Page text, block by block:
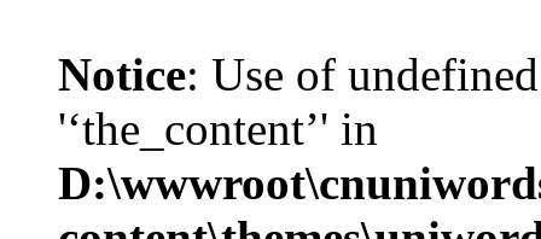
Notice: Use of
'‘the_content’' in